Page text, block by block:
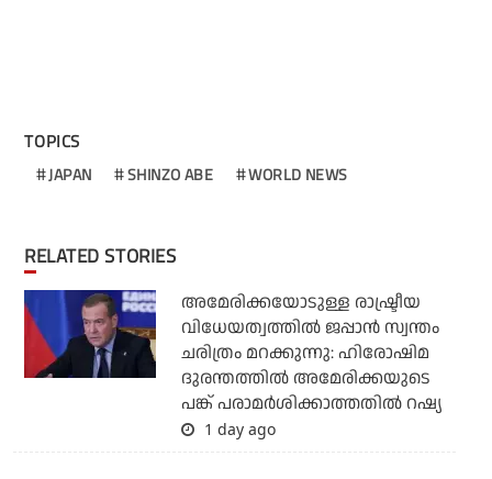
TOPICS
JAPAN SHINZO ABE WORLD NEWS
RELATED STORIES
അമേരിക്കയോടുള്ള രാഷ്ട്രീയ
വിധേയത്വത്തില്‍ ജപ്പാന്‍ സ്വന്തം
ചരിത്രം മറക്കുന്നു: ഹിരോഷിമ
ദുരന്തത്തില്‍ അമേരിക്കയുടെ
പങ്ക് പരാമര്‍ശിക്കാത്തതില്‍ റഷ്യ
1 day ago